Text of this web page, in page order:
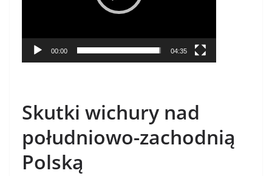
00:00 04:35
Skutki wichury nad
południowo-zachodnią
Polską